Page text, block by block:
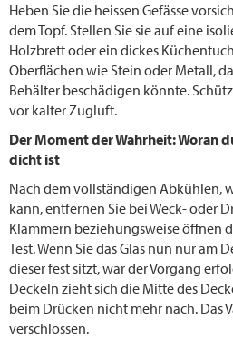
Heben Sie die heissen Gefässe
dem Topf. Stellen Sie sie auf eine
Holzbrett oder ein dickes
Oberflächen wie Stein oder Metall,
Behälter beschädigen könnte.
vor kalter Zugluft.
Der Moment der Wahrheit: Woran
dicht ist
Nach dem vollständigen Abkühlen,
kann, entfernen Sie bei Weck- oder
Klammern beziehungsweise öffnen
Test. Wenn Sie das Glas nun nur am
dieser fest sitzt, war der Vorgang
Deckeln zieht sich die Mitte des
beim Drücken nicht mehr nach. Das
verschlossen.